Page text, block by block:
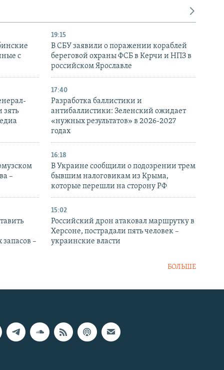
с
19:15
В СБУ заявили о поражении кораблей
береговой охраны ФСБ в Керчи и НПЗ в
российском Ярославле
17:40
Разработка баллистики и
антибаллистики: Зеленский ожидает
«нужных результатов» в 2026-2027
годах
–
16:18
В Украине сообщили о подозрении трем
бывшим налоговикам из Крыма,
которые перешли на сторону РФ
–
15:02
Российский дрон атаковал маршрутку в
Херсоне, пострадали пять человек –
украинские власти
БОЛЬШЕ